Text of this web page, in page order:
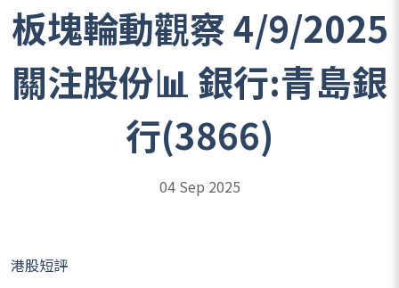
板塊輪動觀察 4/9/2025
關注股份📊 銀行:青島銀
行(3866)
04 Sep 2025
港股短評